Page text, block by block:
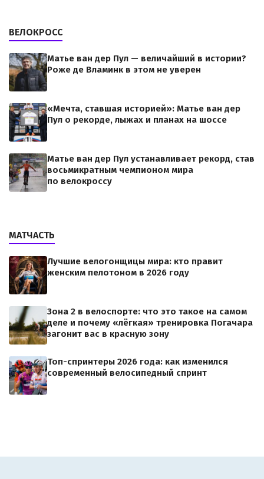
ВЕЛОКРОСС
Матье ван дер Пул — величайший в истории?
Роже де Вламинк в этом не уверен
«Мечта, ставшая историей»: Матье ван дер
Пул о рекорде, лыжах и планах на шоссе
Матье ван дер Пул устанавливает рекорд, став
восьмикратным чемпионом мира
по велокроссу
МАТЧАСТЬ
Лучшие велогонщицы мира: кто правит
женским пелотоном в 2026 году
Зона 2 в велоспорте: что это такое на самом
деле и почему «лёгкая» тренировка Погачара
загонит вас в красную зону
Топ-спринтеры 2026 года: как изменился
современный велосипедный спринт